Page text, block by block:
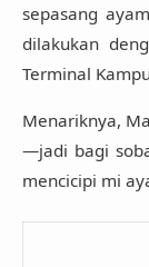
sepasang
dilakukan
Terminal
Menariknya,
—jadi bagi
mencicipi mi